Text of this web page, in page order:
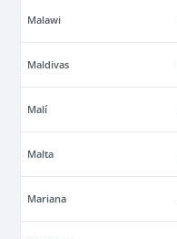
Malawi
Maldivas
Malí
Malta
Mariana